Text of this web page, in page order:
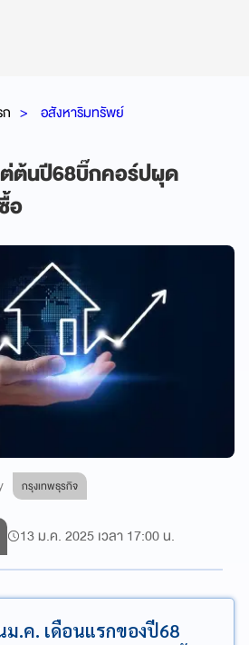
อสังหาริมทรัพย์
ต้นปี68บิ๊กคอร์ปผุด
อ
กรุงเทพธุรกิจ
13 ม.ค. 2025 เวลา 17:00 น.
ม.ค. เดือนแรกของปี68